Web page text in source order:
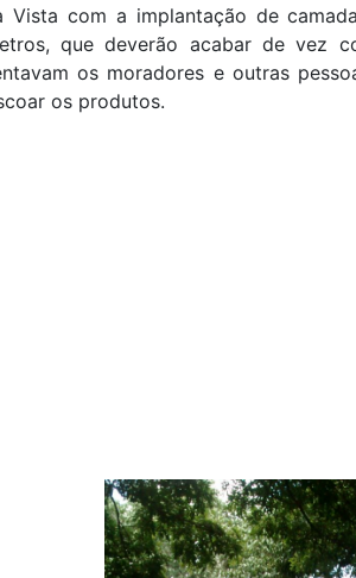
Vista com a implantação de
que deverão acabar de vez
os moradores e outras
os produtos.